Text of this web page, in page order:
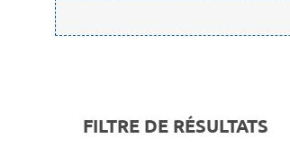
FILTRE DE RÉSULTATS